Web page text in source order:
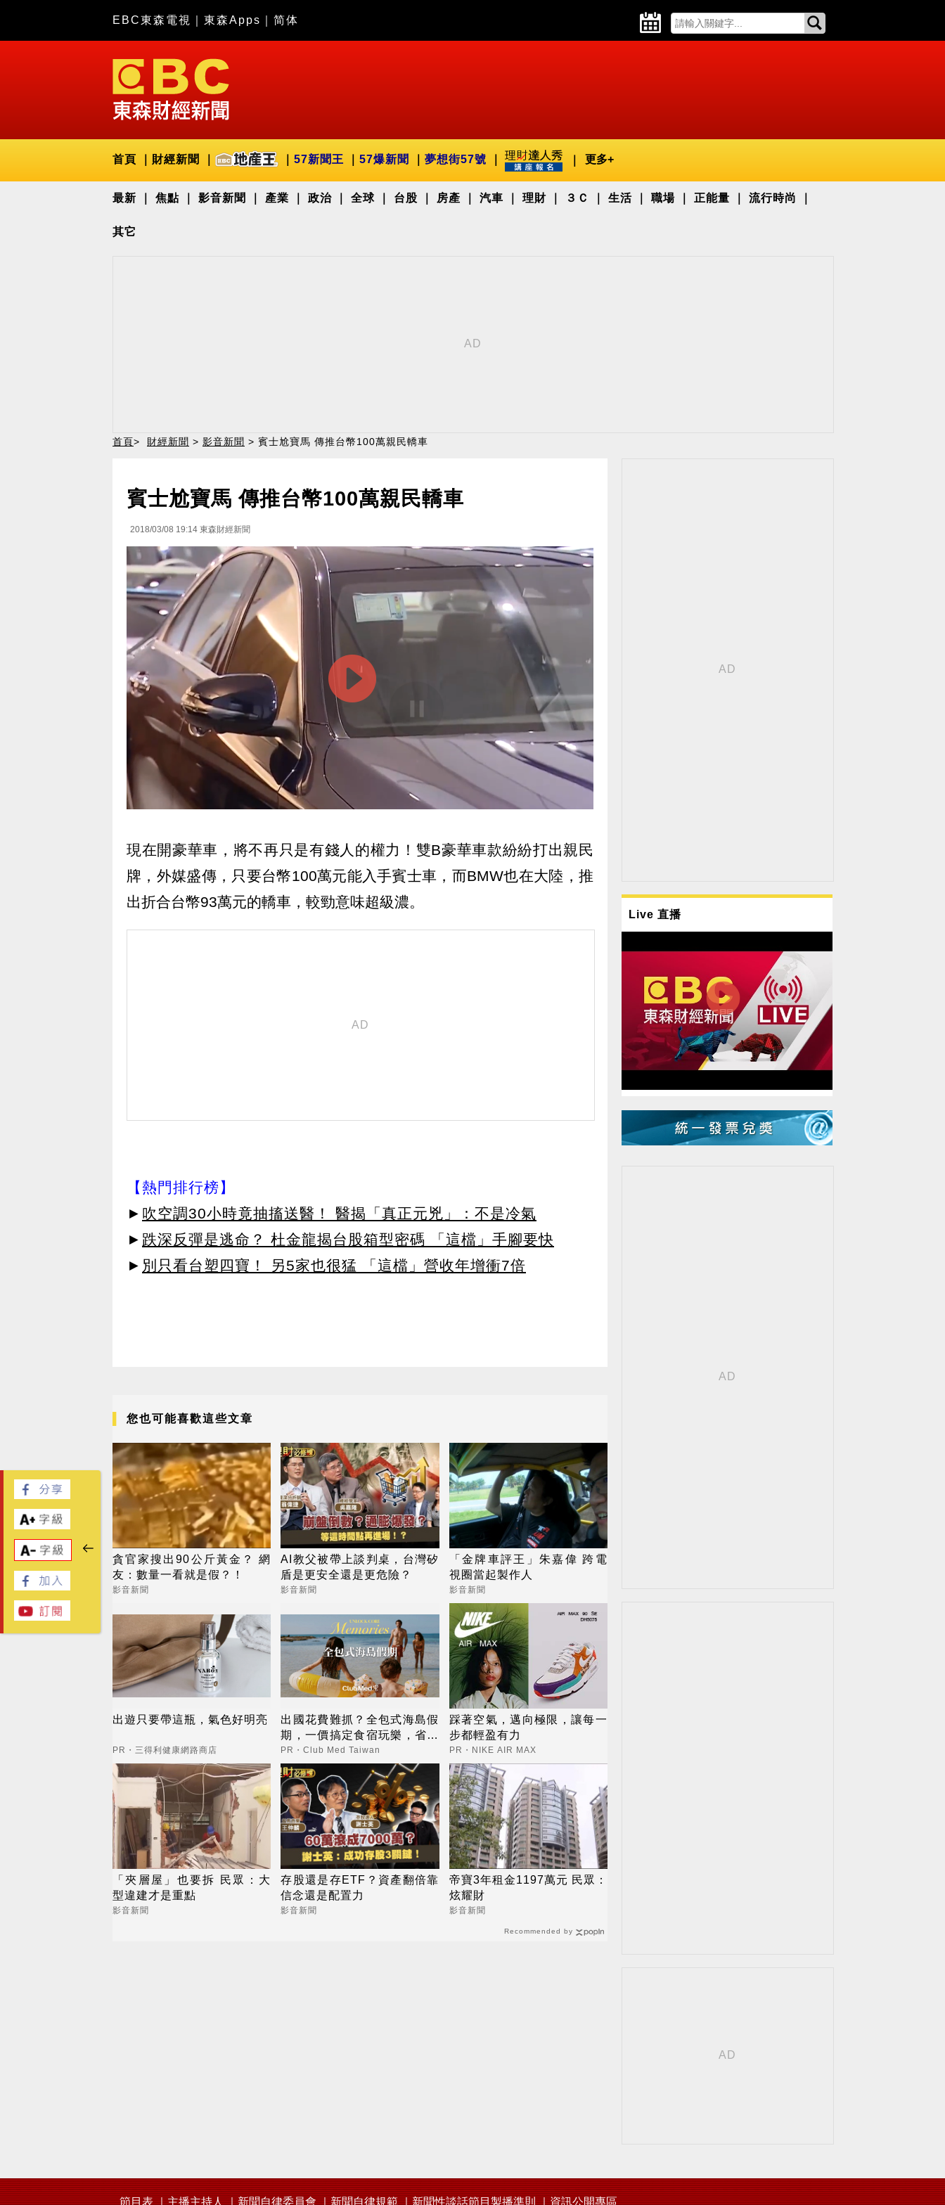
EBC東森電視 東森Apps 简体
首頁 財經新聞 57新聞王 57爆新聞 夢想街57號 更多+
最新 焦點 影音新聞 產業 政治 全球 台股 房產 汽車 理財 ３Ｃ 生活 職場 正能量 流行時尚
其它
首頁> 財經新聞 > 影音新聞 > 賓士尬寶馬 傳推台幣100萬親民轎車
賓士尬寶馬 傳推台幣100萬親民轎車
2018/03/08 19:14 東森財經新聞
現在開豪華車，將不再只是有錢人的權力！雙B豪華車款紛紛打出親民
牌，外媒盛傳，只要台幣100萬元能入手賓士車，而BMW也在大陸，推
出折合台幣93萬元的轎車，較勁意味超級濃。
【熱門排行榜】
► 吹空調30小時竟抽搐送醫！ 醫揭「真正元兇」：不是冷氣
► 跌深反彈是逃命？ 杜金龍揭台股箱型密碼 「這檔」手腳要快
► 別只看台塑四寶！ 另5家也很猛 「這檔」營收年增衝7倍
您也可能喜歡這些文章
貪官家搜出90公斤黃金？ 網
友：數量一看就是假？！
影音新聞
AI教父被帶上談判桌，台灣矽
盾是更安全還是更危險？
影音新聞
「金牌車評王」朱嘉偉 跨電
視圈當起製作人
影音新聞
出遊只要帶這瓶，氣色好明亮
PR・三得利健康網路商店
出國花費難抓？全包式海島假
期，一價搞定食宿玩樂，省錢
更省心！
PR・Club Med Taiwan
踩著空氣，邁向極限，讓每一
步都輕盈有力
PR・NIKE AIR MAX
「夾層屋」也要拆 民眾：大
型違建才是重點
影音新聞
存股還是存ETF？資產翻倍靠
信念還是配置力
影音新聞
帝寶3年租金1197萬元 民眾：
炫耀財
影音新聞
Recommended by
Live 直播
節目表 主播主持人 新聞自律委員會 新聞自律規範 新聞性談話節目製播準則 資訊公開專區